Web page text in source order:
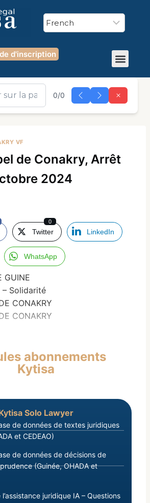
d'inscription
0/0
VF
de Conakry, Arrêt
2024
Twitter
0
LinkedIn
WhatsApp
GUINE
– Solidarité
CONAKRY
CONAKRY
abonnements
Kytisa
Solo Lawyer
de données de textes juridiques
et CEDEAO)
de données de décisions de
(Guinée, OHADA et
juridique IA – Questions